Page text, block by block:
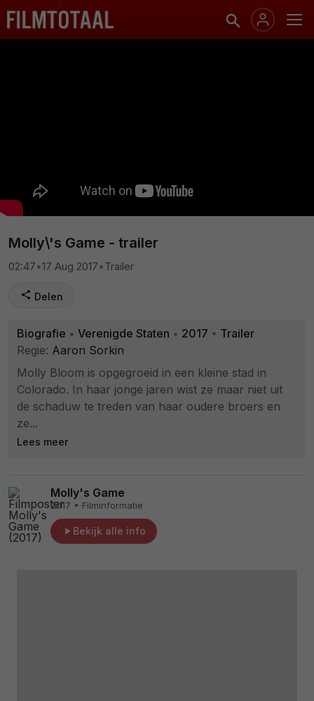
Molly\'s Game - trailer
02:47•17 Aug 2017•Trailer
Delen
Biografie • Verenigde Staten • 2017 • Trailer
Regie: Aaron Sorkin
Molly Bloom is opgegroeid in een kleine stad in
Colorado. In haar jonge jaren wist ze maar niet uit
de schaduw te treden van haar oudere broers en
ze...
Lees meer
Molly's Game
2017 • Filminformatie
Bekijk alle info